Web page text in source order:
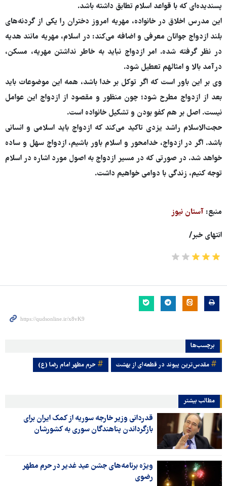
پسندیده‌ای که با قواعد اسلام تطابق داشته باشد.
این مدرس اخلاق در خانواده، مهریه امروز دختران را یکی از گردنه‌های
بلند ازدواج جوانان معرفی و اضافه می‌کند: در اسلام، مهریه مانند هدیه
در نظر گرفته شده. امر ازدواج نباید به خاطر نداشتن مهریه، مسکن،
درآمد بالا و امثالهم تعطیل شود.
وی بر این باور است که اگر توکل بر خدا باشد، همه این موضوعات باید
بعد از ازدواج مطرح شود؛ چون منظور و مقصود از ازدواج این عوامل
نیست. اصل بر هم کفو بودن و تشکیل خانواده است.
حجت‌الاسلام راشد یزدی تاکید می‌کند که ازدواج باید اسلامی و انسانی
باشد. اگر در ازدواج، خدامحور و اسلام باور باشیم، ازدواج سهل و ساده
خواهد شد. در صورتی که در مسیر ازدواج به اصول مورد اشاره در اسلام
توجه کنیم، زندگی با دوامی خواهیم داشت.
منبع: آستان نیوز
انتهای خبر/
برچسب‌ها
مقدس‌ترین پیوند در قطعه‌ای از بهشت حرم مطهر امام رضا (ع)
مطالب بیشتر
قدردانی وزیر خارجه سوریه از کمک ایران برای
بازگرداندن پناهندگان سوری به کشورشان
ویژه برنامه‌های جشن عید غدیر در حرم مطهر
رضوی